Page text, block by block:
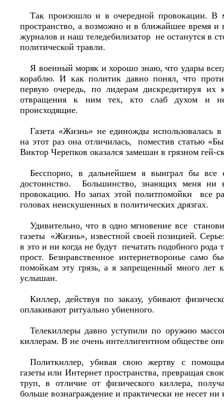
Так произошло и в очередной провокации. В
пространство, а возможно и в ближайшее время и
журналов и наш теледебилизатор не останутся в
политической травли.
Я военный моряк и хорошо знаю, что удары
кораблю. И как политик давно понял, что
первую очередь, по лидерам дискредитируя их
отвращения к ним тех, кто слаб духом и
происходящие.
Газета «Жизнь» не единожды использовалась
на этот раз она отличилась, поместив статью
Виктор Черепков оказался замешан в грязном гей-
Бесспорно, в дальнейшем я выиграл бы все
достоинство. Большинство, знающих меня ни
провокацию. Но запах этой политпомойки все
головах неискушенных в политических дрязгах.
Удивительно, что в одно мгновение все
газеты «Жизнь», известной своей позицией.
в это и ни когда не будут печатать подобного рода
прост. Безнравственное интернетворонье само
помойкам эту грязь, а я запрещенный много лет
услышан.
Киллер, действуя по заказу, убивают
оплакивают ритуально убиенного.
Телекиллеры давно уступили по оружию
киллерам. В не очень интеллигентном обществе
Политкиллер, убивая свою жертву с
газеты или Интернет пространства, превращая
труп, в отличие от физического киллера,
больше вознаграждение и практически не несет ни